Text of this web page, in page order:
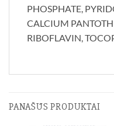
PHOSPHATE,
CALCIUM
RIBOFLAVIN,
PANAŠŪS PRODUKTAI